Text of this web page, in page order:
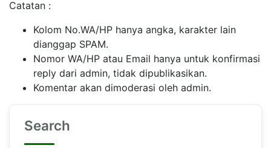
Catatan :
Kolom No.WA/HP hanya angka, karakter lain
dianggap SPAM.
Nomor WA/HP atau Email hanya untuk konfirmasi
reply dari admin, tidak dipublikasikan.
Komentar akan dimoderasi oleh admin.
Search